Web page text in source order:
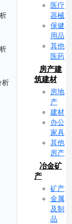
析
医疗
器械
保健
用品
其他
医药
房产建
筑建材
房地
产
建材
办公
家具
其他
房产
冶金矿
产
矿产
金属
及制
品